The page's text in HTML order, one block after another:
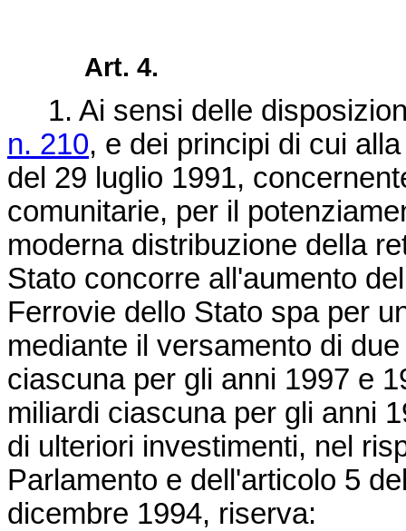
Art. 4.
1. Ai sensi delle
n. 210, e dei principi di cui
del 29 luglio 1991,
comunitarie, per il
moderna distribuzione della
Stato concorre all'aumento
Ferrovie dello Stato spa per
mediante il versamento di
ciascuna per gli anni 1997 e
miliardi ciascuna per gli anni
di ulteriori investimenti, nel
Parlamento e dell'articolo 5
dicembre 1994, riserva: